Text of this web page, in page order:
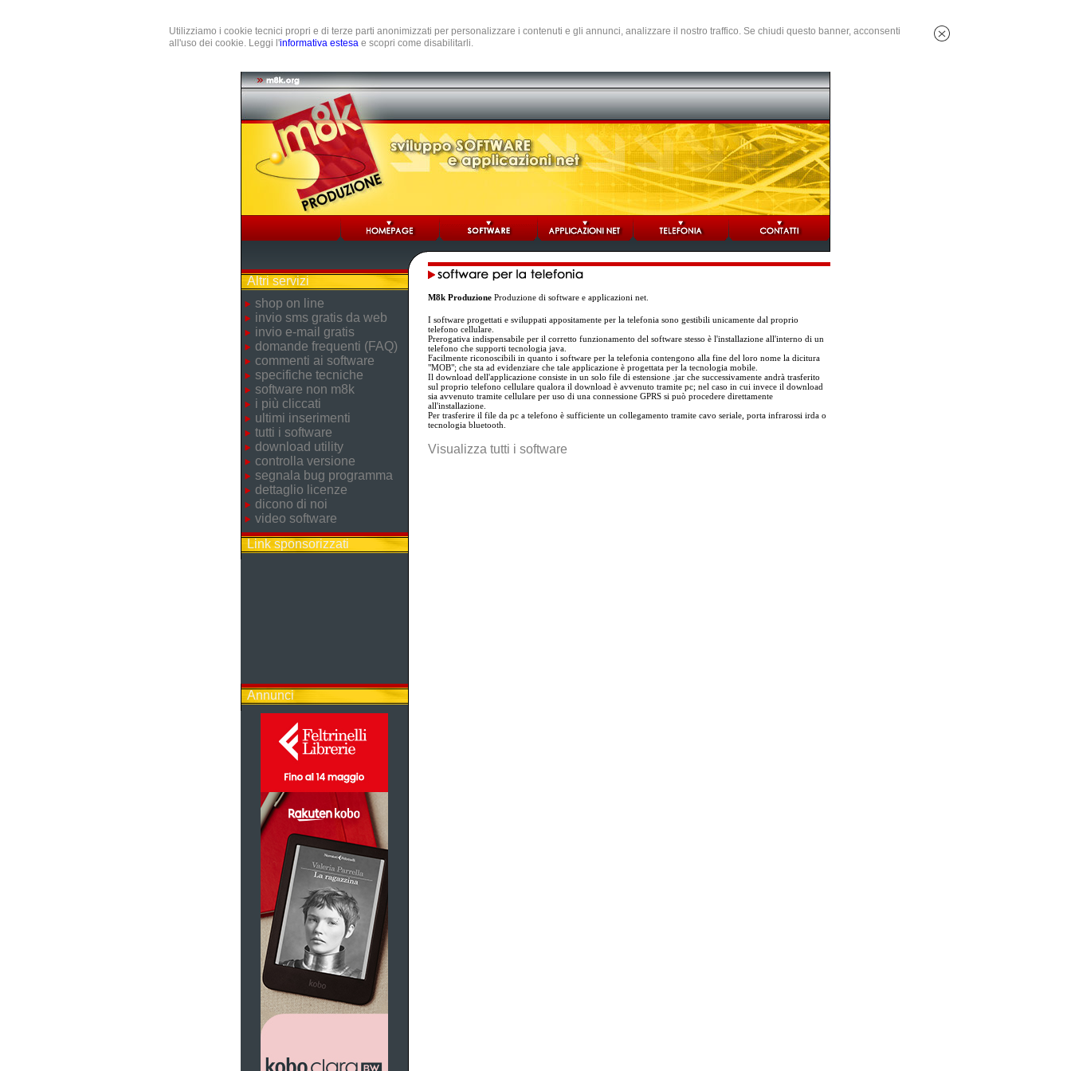
Utilizziamo i cookie tecnici propri e di terze parti anonimizzati per personalizzare i contenuti e gli annunci, analizzare il nostro traffico. Se chiudi questo banner, acconsenti
all'uso dei cookie. Leggi l'informativa estesa e scopri come disabilitarli.
Altri servizi
shop on line
invio sms gratis da web
invio e-mail gratis
domande frequenti (FAQ)
commenti ai software
specifiche tecniche
software non m8k
i più cliccati
ultimi inserimenti
tutti i software
download utility
controlla versione
segnala bug programma
dettaglio licenze
dicono di noi
video software
Link sponsorizzati
Annunci
M8k Produzione Produzione di software e applicazioni net.
I software progettati e sviluppati appositamente per la telefonia sono gestibili unicamente dal proprio
telefono cellulare.
Prerogativa indispensabile per il corretto funzionamento del software stesso è l'installazione all'interno di un
telefono che supporti tecnologia java.
Facilmente riconoscibili in quanto i software per la telefonia contengono alla fine del loro nome la dicitura
"MOB"; che sta ad evidenziare che tale applicazione è progettata per la tecnologia mobile.
Il download dell'applicazione consiste in un solo file di estensione .jar che successivamente andrà trasferito
sul proprio telefono cellulare qualora il download è avvenuto tramite pc; nel caso in cui invece il download
sia avvenuto tramite cellulare per uso di una connessione GPRS si può procedere direttamente
all'installazione.
Per trasferire il file da pc a telefono è sufficiente un collegamento tramite cavo seriale, porta infrarossi irda o
tecnologia bluetooth.
Visualizza tutti i software